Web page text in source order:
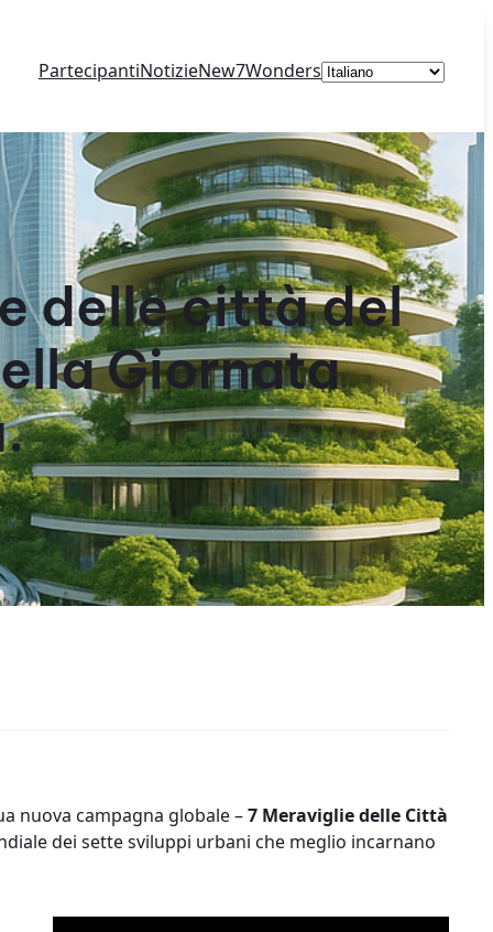
PartecipantiNotizieNew7WondersScegli
delle città del
Giornata
nuova campagna globale –7 Meraviglie delle Città
dei sette sviluppi urbani che meglio incarnano